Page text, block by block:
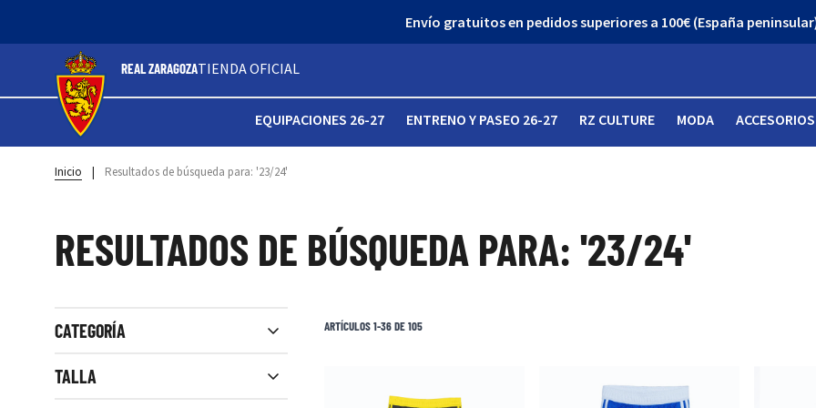
¡Descubre nuestro Outlet con grandes descuentos!
REAL ZARAGOZATIENDA OFICIAL
EQUIPACIONES 26-27 ENTRENO Y PASEO 26-27 RZ CULTURE MODA ACCESORIOS
Inicio | Resultados de búsqueda para: '23/24'
RESULTADOS DE BÚSQUEDA PARA: '23/24'
Ver filtros
Close filters
CATEGORÍA
TALLA
ARTÍCULOS1-36DE105